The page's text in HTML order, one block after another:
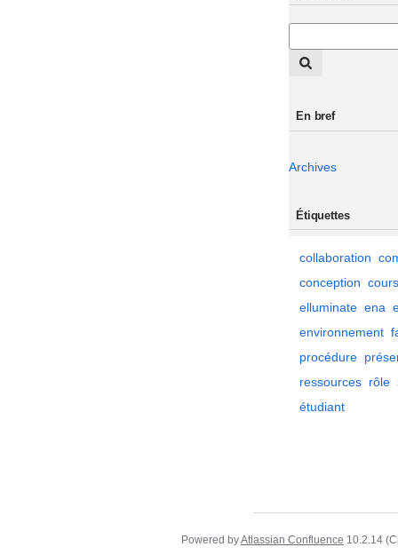
En bref
Archives
Étiquettes
collaboration
conception cours
elluminate ena
environnement
procédure
ressources rôle
étudiant
Powered byAtlassian Confluence 10.2.14